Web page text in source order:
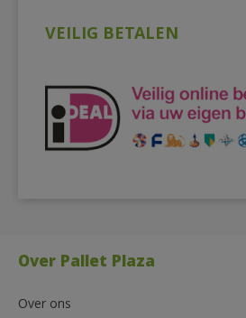
VEILIG BETALEN
Over Pallet Plaza
Over ons